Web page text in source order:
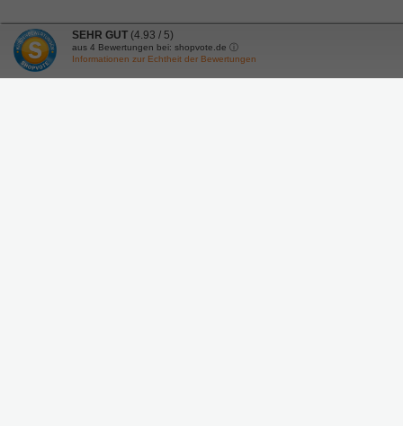
SEHR GUT (4.93 / 5)
aus 4 Bewertungen bei: shopvote.de ⓘ
Informationen zur Echtheit der Bewertungen